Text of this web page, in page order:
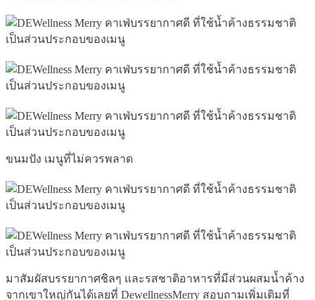
ขนมปัง เมนูที่ไม่ควรพลาด
มาสัมผัสบรรยากาศชิลๆ และรสชาติอาหารที่มีส่วนผสมน้ำค้าง
จากเขาใหญ่กันได้เลยที่ DewellnessMerry สอบถามเพิ่มเติมที่